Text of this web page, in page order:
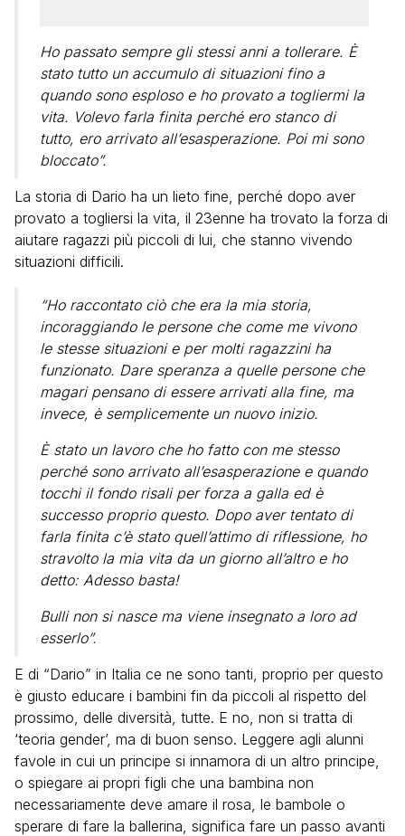
Ho passato sempre gli stessi anni a tollerare. È
stato tutto un accumulo di situazioni fino a
quando sono esploso e ho provato a togliermi la
vita. Volevo farla finita perché ero stanco di
tutto, ero arrivato all’esasperazione. Poi mi sono
bloccato”.
La storia di Dario ha un lieto fine, perché dopo aver
provato a togliersi la vita, il 23enne ha trovato la forza di
aiutare ragazzi più piccoli di lui, che stanno vivendo
situazioni difficili.
“Ho raccontato ciò che era la mia storia,
incoraggiando le persone che come me vivono
le stesse situazioni e per molti ragazzini ha
funzionato. Dare speranza a quelle persone che
magari pensano di essere arrivati alla fine, ma
invece, è semplicemente un nuovo inizio.
È stato un lavoro che ho fatto con me stesso
perché sono arrivato all’esasperazione e quando
tocchi il fondo risali per forza a galla ed è
successo proprio questo. Dopo aver tentato di
farla finita c’è stato quell’attimo di riflessione, ho
stravolto la mia vita da un giorno all’altro e ho
detto: Adesso basta!
Bulli non si nasce ma viene insegnato a loro ad
esserlo”.
E di “Dario” in Italia ce ne sono tanti, proprio per questo
è giusto educare i bambini fin da piccoli al rispetto del
prossimo, delle diversità, tutte. E no, non si tratta di
‘teoria gender’, ma di buon senso. Leggere agli alunni
favole in cui un principe si innamora di un altro principe,
o spiegare ai propri figli che una bambina non
necessariamente deve amare il rosa, le bambole o
sperare di fare la ballerina, significa fare un passo avanti